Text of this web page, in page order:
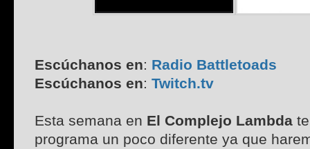
Escúchanos en: Radio Battletoads
Escúchanos en: Twitch.tv
Esta semana en El Complejo Lambda
programa un poco diferente ya que